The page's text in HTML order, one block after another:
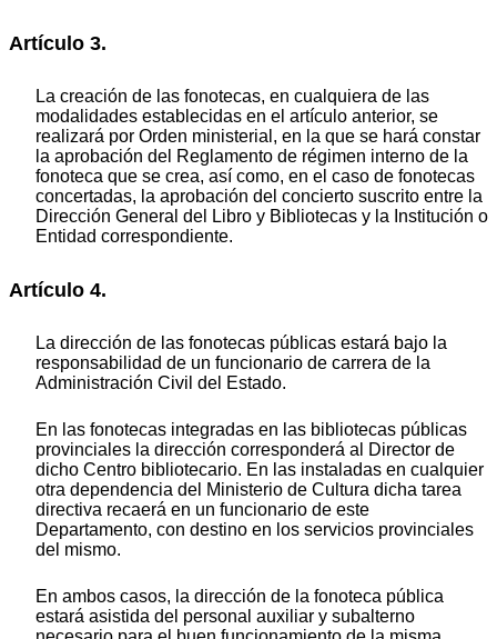
Artículo 3.
La creación de las fonotecas, en cualquiera de las
modalidades establecidas en el artículo anterior, se
realizará por Orden ministerial, en la que se hará constar
la aprobación del Reglamento de régimen interno de la
fonoteca que se crea, así como, en el caso de fonotecas
concertadas, la aprobación del concierto suscrito entre la
Dirección General del Libro y Bibliotecas y la Institución o
Entidad correspondiente.
Artículo 4.
La dirección de las fonotecas públicas estará bajo la
responsabilidad de un funcionario de carrera de la
Administración Civil del Estado.
En las fonotecas integradas en las bibliotecas públicas
provinciales la dirección corresponderá al Director de
dicho Centro bibliotecario. En las instaladas en cualquier
otra dependencia del Ministerio de Cultura dicha tarea
directiva recaerá en un funcionario de este
Departamento, con destino en los servicios provinciales
del mismo.
En ambos casos, la dirección de la fonoteca pública
estará asistida del personal auxiliar y subalterno